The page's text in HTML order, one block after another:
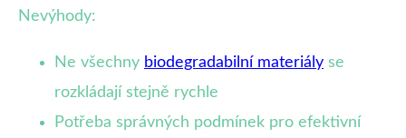
Nevýhody:
Ne všechny biodegradabilní materiály se
rozkládají stejně rychle
Potřeba správných podmínek pro efektivní